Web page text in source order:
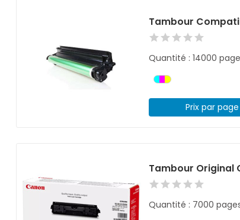
Tambour
Quantité : 14000
Prix par
Tambour Original
Quantité : 7000